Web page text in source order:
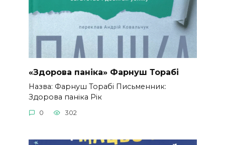
«Здорова паніка» Фарнуш Торабі
Назва: Фарнуш Торабі Письменник:
Здорова паніка Рік
0 302